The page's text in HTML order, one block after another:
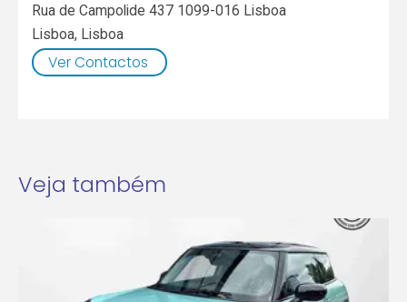
Rua de Campolide 437 1099-016 Lisboa
Lisboa, Lisboa
Ver Contactos
Veja também